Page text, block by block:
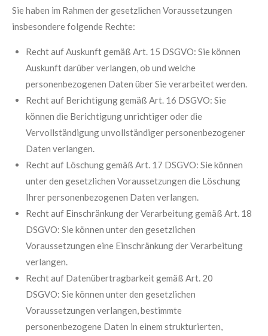
Sie haben im Rahmen der gesetzlichen Voraussetzungen
insbesondere folgende Rechte:
Recht auf Auskunft gemäß Art. 15 DSGVO: Sie können
Auskunft darüber verlangen, ob und welche
personenbezogenen Daten über Sie verarbeitet werden.
Recht auf Berichtigung gemäß Art. 16 DSGVO: Sie
können die Berichtigung unrichtiger oder die
Vervollständigung unvollständiger personenbezogener
Daten verlangen.
Recht auf Löschung gemäß Art. 17 DSGVO: Sie können
unter den gesetzlichen Voraussetzungen die Löschung
Ihrer personenbezogenen Daten verlangen.
Recht auf Einschränkung der Verarbeitung gemäß Art. 18
DSGVO: Sie können unter den gesetzlichen
Voraussetzungen eine Einschränkung der Verarbeitung
verlangen.
Recht auf Datenübertragbarkeit gemäß Art. 20
DSGVO: Sie können unter den gesetzlichen
Voraussetzungen verlangen, bestimmte
personenbezogene Daten in einem strukturierten,